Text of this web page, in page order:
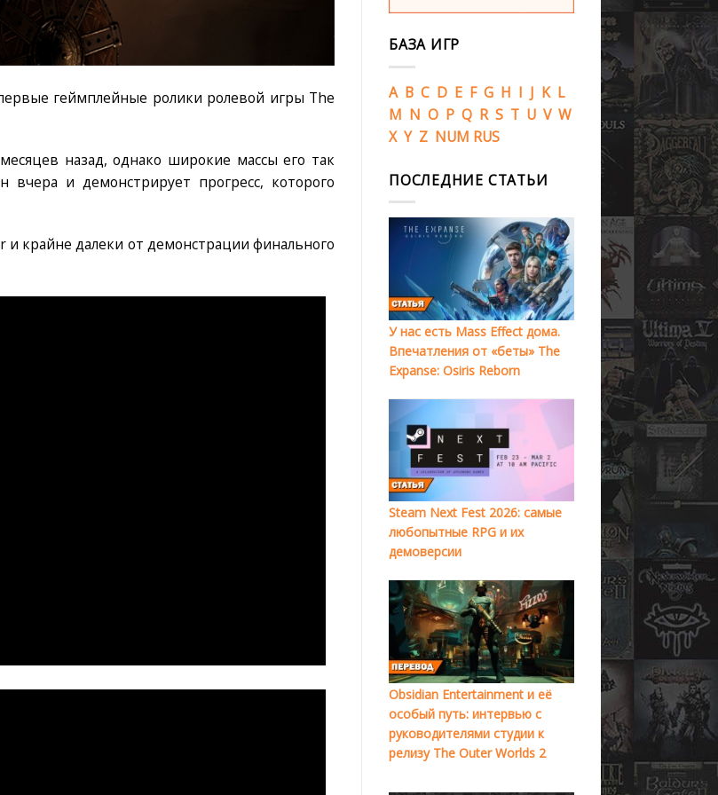
геймплейные ролики ролевой игры The
назад, однако широкие массы его так
и демонстрирует прогресс, которого
крайне далеки от демонстрации финального
БАЗА ИГР
A B C D E F G H I J K L
M N O P Q R S T U V W
X Y Z NUM RUS
ПОСЛЕДНИЕ СТАТЬИ
У нас есть Mass Effect дома.
Впечатления от «беты» The
Expanse: Osiris Reborn
Steam Next Fest 2026: самые
любопытные RPG и их
демоверсии
Obsidian Entertainment и её
особый путь: интервью с
руководителями студии к
релизу The Outer Worlds 2